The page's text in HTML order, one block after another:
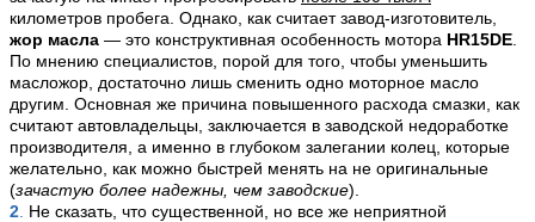
километров пробега. Однако, как считает завод-изготовитель,
жор масла — это конструктивная особенность мотора HR15DE
По мнению специалистов, порой для того, чтобы уменьшить
масложор, достаточно лишь сменить одно моторное масло
другим. Основная же причина повышенного расхода смазки, как
считают автовладельцы, заключается в заводской недоработке
производителя, а именно в глубоком залегании колец, которые
желательно, как можно быстрей менять на не оригинальные
(зачастую более надежны, чем заводские).
2 Не сказать, что существенной, но все же неприятной